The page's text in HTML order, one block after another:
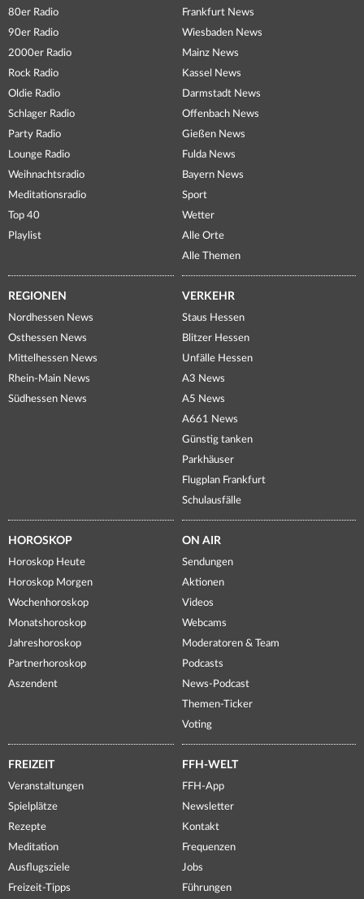
80er Radio
90er Radio
2000er Radio
Rock Radio
Oldie Radio
Schlager Radio
Party Radio
Lounge Radio
Weihnachtsradio
Meditationsradio
Top 40
Playlist
Frankfurt News
Wiesbaden News
Mainz News
Kassel News
Darmstadt News
Offenbach News
Gießen News
Fulda News
Bayern News
Sport
Wetter
Alle Orte
Alle Themen
REGIONEN
Nordhessen News
Osthessen News
Mittelhessen News
Rhein-Main News
Südhessen News
VERKEHR
Staus Hessen
Blitzer Hessen
Unfälle Hessen
A3 News
A5 News
A661 News
Günstig tanken
Parkhäuser
Flugplan Frankfurt
Schulausfälle
HOROSKOP
Horoskop Heute
Horoskop Morgen
Wochenhoroskop
Monatshoroskop
Jahreshoroskop
Partnerhoroskop
Aszendent
ON AIR
Sendungen
Aktionen
Videos
Webcams
Moderatoren & Team
Podcasts
News-Podcast
Themen-Ticker
Voting
FREIZEIT
Veranstaltungen
Spielplätze
Rezepte
Meditation
Ausflugsziele
Freizeit-Tipps
FFH-WELT
FFH-App
Newsletter
Kontakt
Frequenzen
Jobs
Führungen